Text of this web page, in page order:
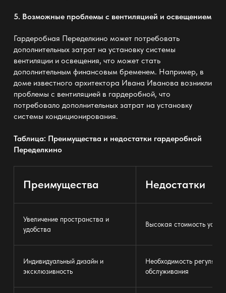
5. Возможные проблемы с вентиляцией и освещением
Гардеробная Переделкино может потребовать
дополнительных затрат на установку системы
вентиляции и освещения, что может стать
дополнительным финансовым бременем. Например, в
доме известного архитектора Ивана Иванова возникли
проблемы с вентиляцией в гардеробной, что
потребовало дополнительных затрат на установку
системы кондиционирования.
Таблица: Преимущества и недостатки гардеробной
Переделкино
Преимущества Недостатки
Увеличение пространства и
удобства
Высокая стоимость
Индивидуальный дизайн и
эксклюзивность
Необходимость
обслуживания